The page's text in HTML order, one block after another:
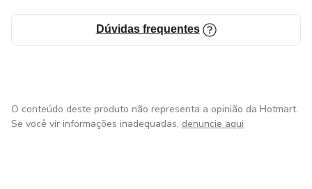
Dúvidas frequentes
O conteúdo deste produto não representa a opinião da Hotmart.
Se você vir informações inadequadas, denuncie aqui